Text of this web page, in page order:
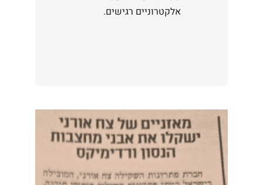
אלקטרוניים רגישים.